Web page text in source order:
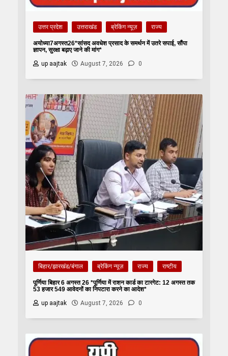
उत्तर प्रदेश उत्तराखंड ब्रेकिंग न्यूज़ राज्य
अयोध्या7अगस्त26*सांसद अवधेश प्रसाद के समर्थन में उतरे सपाई, सौंपा
ज्ञापन, सुरक्षा बढ़ाए जाने की मांग*
up aajtak
August 7, 2026 0
बिहार/झारखंड/बंगाल ब्रेकिंग न्यूज़ राज्य राष्टीय
पूर्णिया बिहार 6 अगस्त 26 *पूर्णिया में राशन कार्ड का टारगेट: 12 अगस्त तक
53 हजार 549 आवेदनों का निपटारा करने का आदेश*
up aajtak
August 7, 2026 0